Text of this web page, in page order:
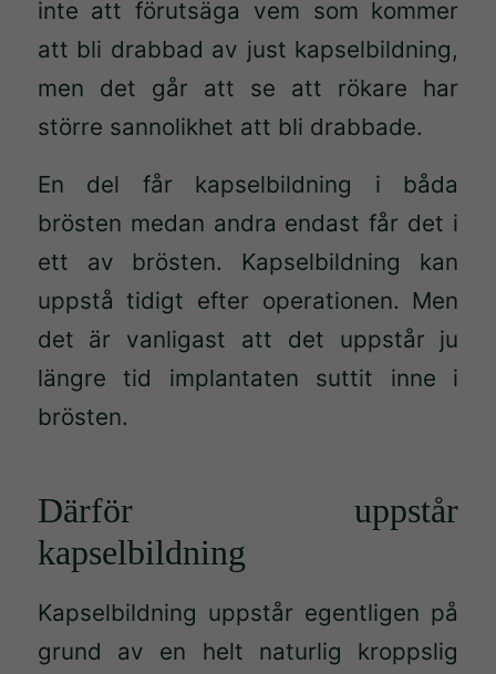
inte att förutsäga vem som kommer
att bli drabbad av just kapselbildning,
men det går att se att rökare har
större sannolikhet att bli drabbade.
En del får kapselbildning i båda
brösten medan andra endast får det i
ett av brösten. Kapselbildning kan
uppstå tidigt efter operationen. Men
det är vanligast att det uppstår ju
längre tid implantaten suttit inne i
brösten.
Därför uppstår
kapselbildning
Kapselbildning uppstår egentligen på
grund av en helt naturlig kroppslig